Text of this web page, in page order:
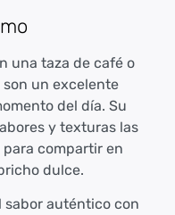
una taza de café o
un excelente
del día. Su
y texturas las
compartir en
dulce.
sabor auténtico con